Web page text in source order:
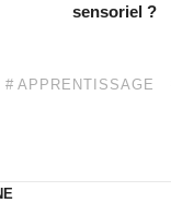
sensoriel ?
APPRENTISSAGE